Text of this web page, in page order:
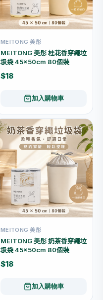
MEITONG 美彤
MEITONG 美彤 桂花香穿繩垃
圾袋 45×50cm 80個裝
$18
加入購物車
MEITONG 美彤
MEITONG 美彤 奶茶香穿繩垃
圾袋 45×50cm 80個裝
$18
加入購物車